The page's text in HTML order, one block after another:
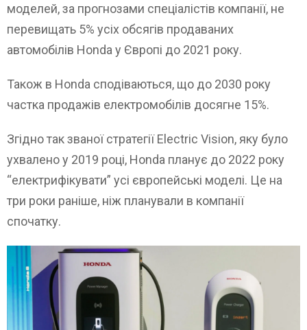
моделей, за прогнозами спеціалістів компанії, не
перевищать 5% усіх обсягів продаваних
автомобілів Honda у Європі до 2021 року.
Також в Honda сподіваються, що до 2030 року
частка продажів електромобілів досягне 15%.
Згідно так званої стратегії Electric Vision, яку було
ухвалено у 2019 році, Honda планує до 2022 року
“електрифікувати” усі європейські моделі. Це на
три роки раніше, ніж планували в компанії
спочатку.